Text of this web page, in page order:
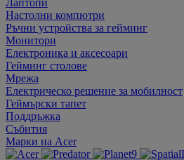
Лаптопи
Настолни компютри
Ръчни устройства за гейминг
Монитори
Електроника и аксесоари
Гейминг столове
Мрежа
Електрическо решение за мобилност
Геймърски тапет
Поддръжка
Събития
Марки на Acer